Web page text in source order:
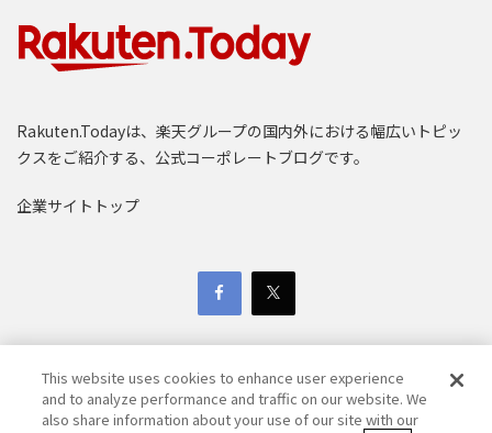
Rakuten.Todayは、楽天グループの国内外における幅広いトピッ
クスをご紹介する、公式コーポレートブログです。
企業サイトトップ
This website uses cookies to enhance user experience
and to analyze performance and traffic on our website. We
also share information about your use of our site with our